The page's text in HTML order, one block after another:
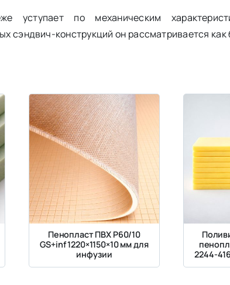
уступает по механическим
сэндвич-конструкций он рассматривается
Пенопласт ПВХ Р60/10
GS+inf 1220×1150×10 мм для
инфузии
2244-